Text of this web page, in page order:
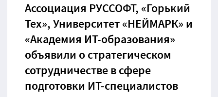
Ассоциация РУССОФТ, «Горький
Тех», Университет «НЕЙМАРК» и
«Академия ИТ-образования»
объявили о стратегическом
сотрудничестве в сфере
подготовки ИТ-специалистов